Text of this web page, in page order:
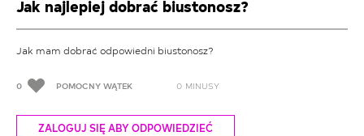
Jak najlepiej dobrać biustonosz?
Jak mam dobrać odpowiedni biustonosz?
0 POMOCNY WĄTEK 0 MINUSY
ZALOGUJ SIĘ ABY ODPOWIEDZIEĆ